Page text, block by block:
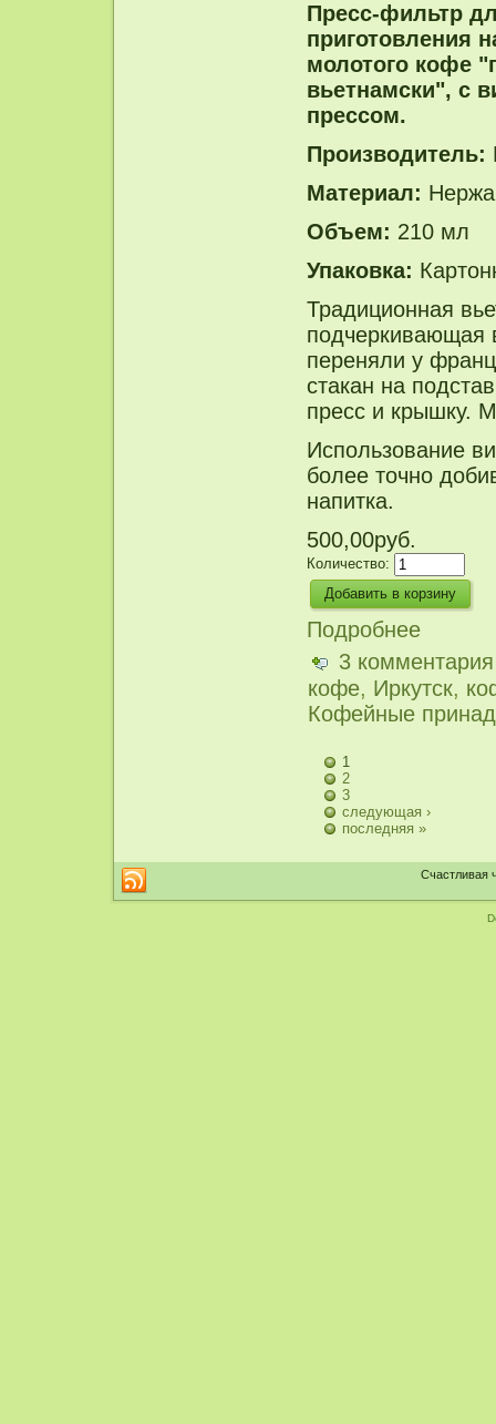
Пресс-фильтр
приготовления
молотого кофе
вьетнамски", с
прессом.
Производитель:
Материал:
Объем: 210 мл
Упаковка:
Традиционная
подчеркивающая
переняли у
стакан на
пресс и крышку.
Использование
более точно
напитка.
500,00руб.
Количество:
Подробнее
3 комментария
кофе, Иркутск,
Кофейные
1
2
3
следующая ›
последняя »
Счастливая